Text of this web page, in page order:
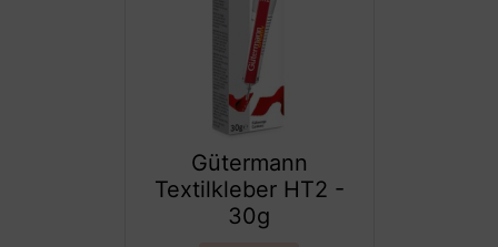
Gütermann
Textilkleber HT2 -
30g